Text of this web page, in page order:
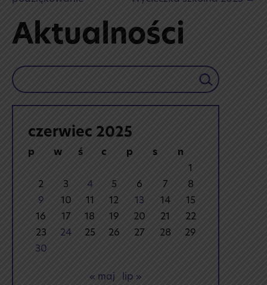
Aktualności
Szukaj
czerwiec 2025
p w ś c p s
n
1
2
3 4 5 6 7
8
9
10 11 12 13 14
15
16
17 18 19 20 21
22
23
24 25 26 27 28
29
30
« maj lip »